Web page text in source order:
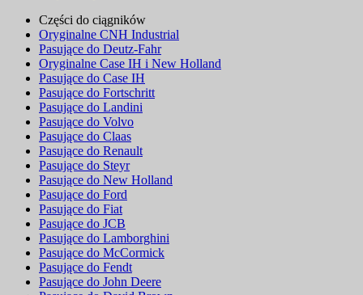
Części do ciągników
Oryginalne CNH Industrial
Pasujące do Deutz-Fahr
Oryginalne Case IH i New Holland
Pasujące do Case IH
Pasujące do Fortschritt
Pasujące do Landini
Pasujące do Volvo
Pasujące do Claas
Pasujące do Renault
Pasujące do Steyr
Pasujące do New Holland
Pasujące do Ford
Pasujące do Fiat
Pasujące do JCB
Pasujące do Lamborghini
Pasujące do McCormick
Pasujące do Fendt
Pasujące do John Deere